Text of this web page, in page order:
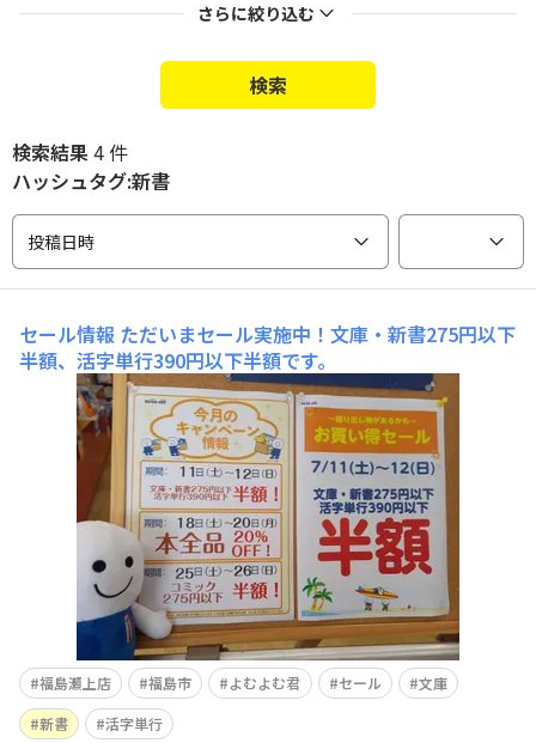
さらに絞り込む
検索
検索結果4 件
ハッシュタグ:新書
投稿日時
セール情報 ただいまセール実施中！文庫・新書275円以下
半額、活字単行390円以下半額です。
福島瀬上店 福島市 よむよむ君 セール
文庫
新書
活字単行